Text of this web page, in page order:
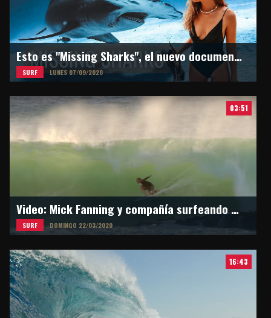
Esto es "Missing Sharks", el nuevo documental de Martina Alvarez
SURF LUNES 07/09/2020
03:51
Video: Mick Fanning y compañía surfeando en Snapper Rocks
SURF DOMINGO 22/03/2020
16:43